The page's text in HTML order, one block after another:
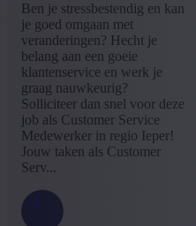
Ben je stressbestendig en kan
je goed omgaan met
veranderingen? Hecht je
belang aan een goeie
klantenservice en werk je
graag nauwkeurig?
Solliciteer dan snel voor deze
job als Customer Service
Medewerker in regio Ieper!
Jouw taken als Customer
Serv...